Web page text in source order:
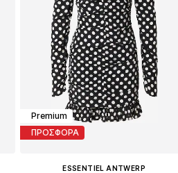
Premium
ΠΡΟΣΦΟΡΑ
ESSENTIEL ANTWERP